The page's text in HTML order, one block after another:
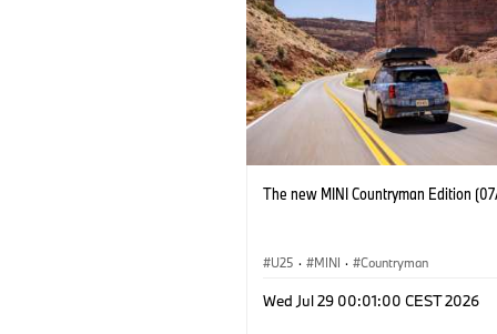
The new MINI Countryman Edition
U25 · MINI · Countryman
Wed Jul 29 00:01:00 CEST 2026